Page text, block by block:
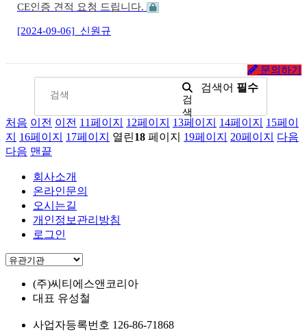
CE인증 견적 요청 드립니다.
[2024-09-06] 신원규
문의하기
검색어 필수
검
색
처음 이전 이전 11페이지 12페이지 13페이지 14페이지 15페이
지
16페이지 17페이지 열린18 페이지 19페이지 20페이지
다음
다음 맨끝
회사소개
온라인문의
오시는길
개인정보관리방침
로그인
(주)씨티에스앤코리아
대표 유성철
사업자등록번호 126-86-71868